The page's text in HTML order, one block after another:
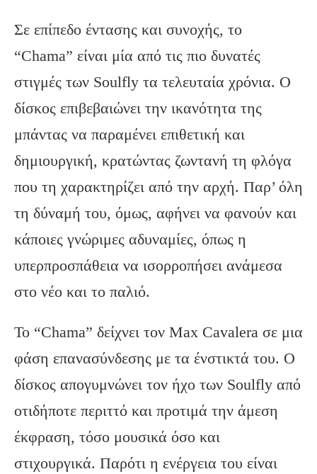
Σε επίπεδο έντασης και συνοχής, το
“Chama” είναι μία από τις πιο δυνατές
στιγμές των Soulfly τα τελευταία χρόνια. Ο
δίσκος επιβεβαιώνει την ικανότητα της
μπάντας να παραμένει επιθετική και
δημιουργική, κρατώντας ζωντανή τη φλόγα
που τη χαρακτηρίζει από την αρχή. Παρ’ όλη
τη δύναμή του, όμως, αφήνει να φανούν και
κάποιες γνώριμες αδυναμίες, όπως η
υπερπροσπάθεια να ισορροπήσει ανάμεσα
στο νέο και το παλιό.
Το “Chama” δείχνει τον Max Cavalera σε μια
φάση επανασύνδεσης με τα ένστικτά του. Ο
δίσκος απογυμνώνει τον ήχο των Soulfly από
οτιδήποτε περιττό και προτιμά την άμεση
έκφραση, τόσο μουσικά όσο και
στιχουργικά. Παρότι η ενέργεια του είναι